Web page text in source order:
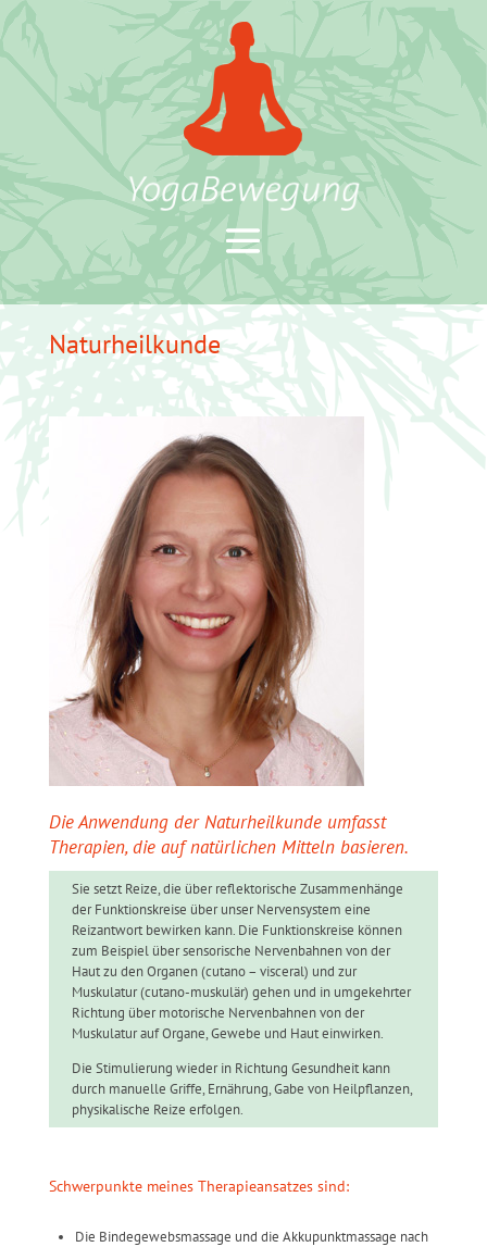
Naturheilkunde
Die Anwendung der Naturheilkunde umfasst
Therapien, die auf natürlichen Mitteln basieren.
Sie setzt Reize, die über reflektorische Zusammenhänge
der Funktionskreise über unser Nervensystem eine
Reizantwort bewirken kann. Die Funktionskreise können
zum Beispiel über sensorische Nervenbahnen von der
Haut zu den Organen (cutano – visceral) und zur
Muskulatur (cutano-muskulär) gehen und in umgekehrter
Richtung über motorische Nervenbahnen von der
Muskulatur auf Organe, Gewebe und Haut einwirken.
Die Stimulierung wieder in Richtung Gesundheit kann
durch manuelle Griffe, Ernährung, Gabe von Heilpflanzen,
physikalische Reize erfolgen.
Schwerpunkte meines Therapieansatzes sind:
Die Bindegewebsmassage und die Akkupunktmassage nach